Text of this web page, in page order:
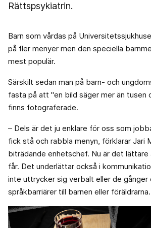
Rättspsykiatrin.
Barn som vårdas på
på fler menyer men den speciella
mest populär.
Särskilt sedan man på barn- och
fasta på att "en bild säger mer än tusen
finns fotograferade.
– Dels är det ju enklare för oss som
fick stå och rabbla menyn, förklarar Jari
biträdande enhetschef. Nu är det
får. Det underlättar också i
inte uttrycker sig verbalt eller de gånger
språkbarriärer till barnen eller föräldrarna.